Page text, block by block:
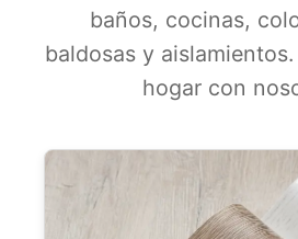
baños, cocinas,
baldosas y aislamientos.
hogar con